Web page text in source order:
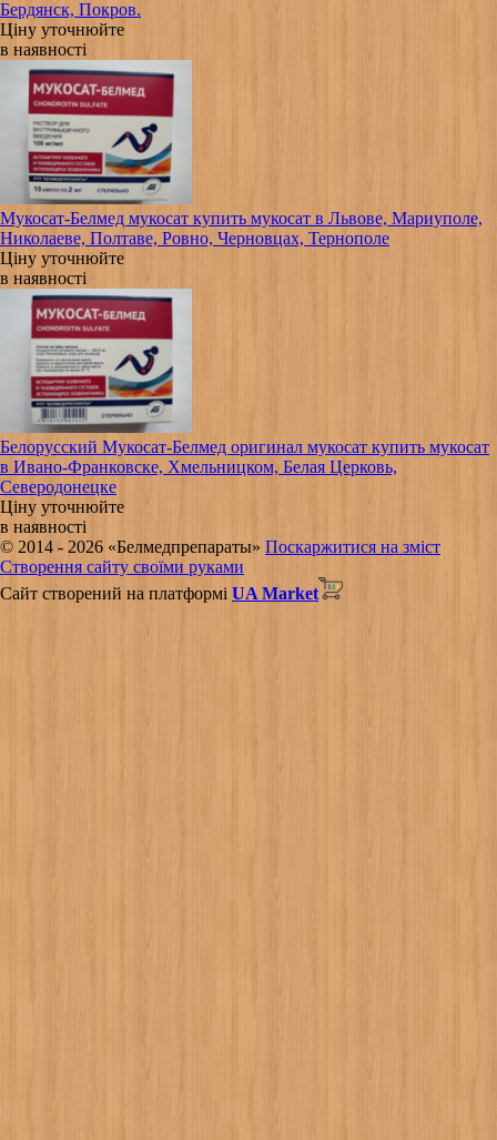
Бердянск, Покров.
Ціну уточнюйте
в наявності
Мукосат-Белмед мукосат купить мукосат в Львове, Мариуполе,
Николаеве, Полтаве, Ровно, Черновцах, Тернополе
Ціну уточнюйте
в наявності
Белорусский Мукосат-Белмед оригинал мукосат купить мукосат
в Ивано-Франковске, Хмельницком, Белая Церковь,
Северодонецке
Ціну уточнюйте
в наявності
© 2014 - 2026 «Белмедпрепараты» Поскаржитися на зміст
Створення сайту своїми руками
Сайт створений на платформі UA Market